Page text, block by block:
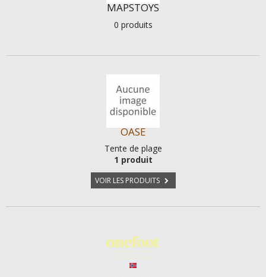
MAPSTOYS
0 produits
OASE
Tente de plage
1 produit
VOIR LES PRODUITS